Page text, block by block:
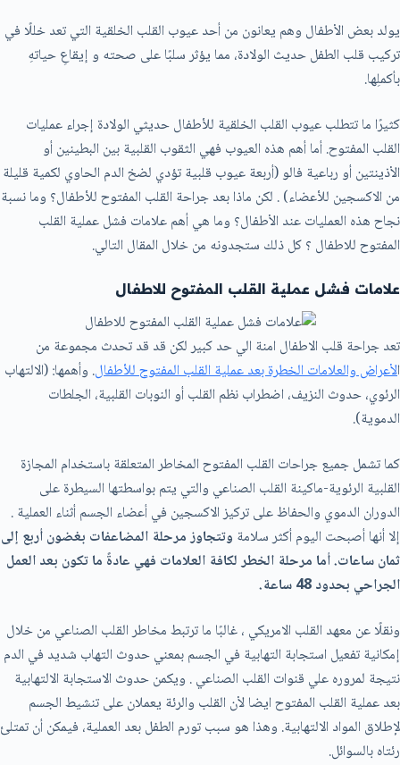
يولد بعض الأطفال وهم يعانون من أحد عيوب القلب الخلقية التي تعد خللًا في
تركيب قلب الطفل حديث الولادة، مما يؤثر سلبًا على صحته و إيقاعِ حياتهِ
بأكملِها.
كثيرًا ما تتطلب عيوب القلب الخلقية للأطفال حديثي الولادة إجراء عمليات
القلب المفتوح. أما أهم هذه العيوب فهي الثقوب القلبية بين البطينين أو
الأذينتين أو رباعية فالو (أربعة عيوب قلبية تؤدي لضخ الدم الحاوي لكمية قليلة
من الاكسجين للأعضاء) . لكن ماذا بعد جراحة القلب المفتوح للأطفال؟ وما نسبة
نجاح هذه العمليات عند الأطفال؟ وما هي أهم علامات فشل عملية القلب
المفتوح للاطفال ؟ كل ذلك ستجدونه من خلال المقال التالي.
علامات فشل عملية القلب المفتوح للاطفال
تعد جراحة قلب الاطفال امنة الي حد كبير لكن قد قد تحدث مجموعة من
الأعراض والعلامات الخطرة بعد عملية القلب المفتوح للأطفال. وأهمها: (الالتهاب
الرئوي، حدوث النزيف، اضطراب نظم القلب أو النوبات القلبية، الجلطات
الدموية).
كما تشمل جميع جراحات القلب المفتوح المخاطر المتعلقة باستخدام المجازة
القلبية الرئوية-ماكينة القلب الصناعي والتي يتم بواسطتها السيطرة على
الدوران الدموي والحفاظ على تركيز الاكسجين في أعضاء الجسم أثناء العملية .
إلا أنها أصبحت اليوم أكثر سلامة وتتجاوز مرحلة المضاعفات بغضون أربع إلى
ثمان ساعات. أما مرحلة الخطر لكافة العلامات فهي عادةً ما تكون بعد العمل
الجراحي بحدود 48 ساعة.
ونقلًا عن معهد القلب الامريكي ، غالبًا ما ترتبط مخاطر القلب الصناعي من خلال
إمكانية تفعيل استجابة التهابية في الجسم بمعني حدوث التهاب شديد في الدم
نتيجة لمروره علي قنوات القلب الصناعي . ويكمن حدوث الاستجابة الالتهابية
بعد عملية القلب المفتوح ايضا لأن القلب والرئة يعملان على تنشيط الجسم
لإطلاق المواد الالتهابية. وهذا هو سبب تورم الطفل بعد العملية، فيمكن أن تمتلئ
رئتاه بالسوائل.